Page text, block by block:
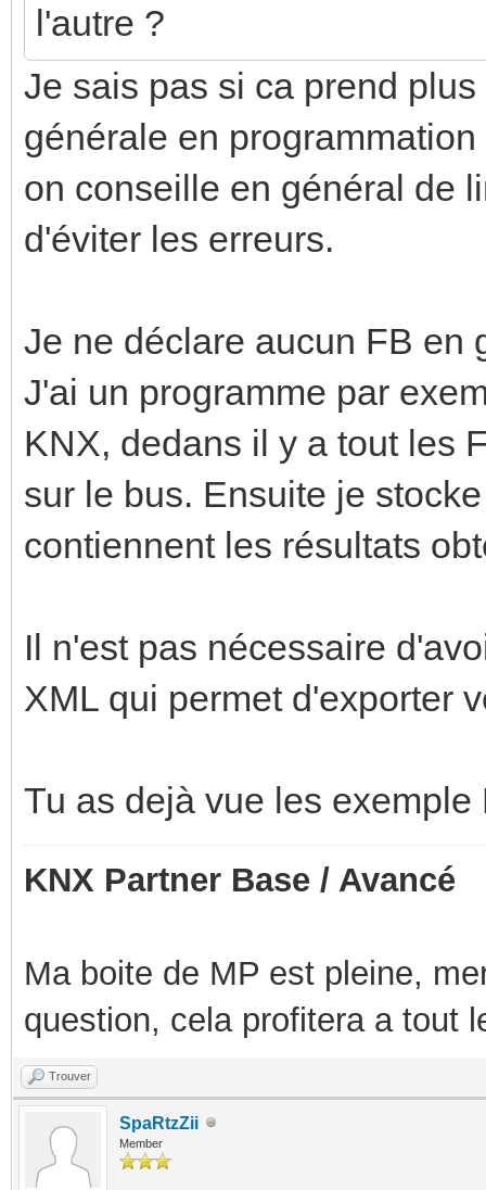
l'autre ?
Je sais pas si ca prend
générale en
on conseille en général de
d'éviter les erreurs.
Je ne déclare aucun FB en
J'ai un programme par
KNX, dedans il y a tout les
sur le bus. Ensuite je
contiennent les résultats
Il n'est pas nécessaire
XML qui permet d'exporter
Tu as dejà vue les
KNX Partner Base / Avancé
Ma boite de MP est pleine,
question, cela profitera a tout
Trouver
SpaRtzZii
Member